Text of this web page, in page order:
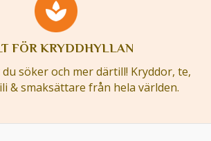
FÖR KRYDDHYLLAN
söker och mer därtill! Kryddor, te,
& smaksättare från hela världen.